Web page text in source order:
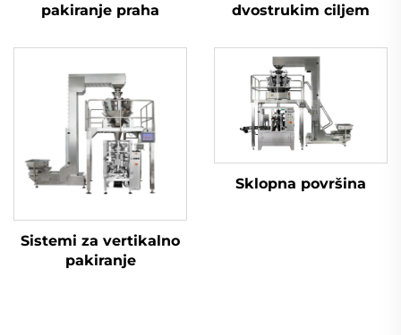
pakiranje praha
dvostrukim ciljem
Sistemi za vertikalno
pakiranje
Sklopna površina